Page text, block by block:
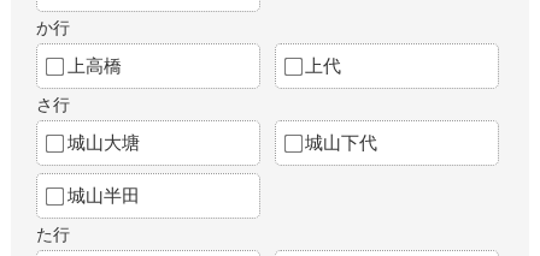
か行
上高橋 上代
さ行
城山大塘 城山下代
城山半田
た行